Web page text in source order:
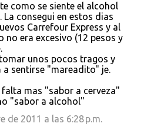
como se siente el alcohol
La consegui en estos dias
Carrefour Express y al
no era excesivo (12 pesos y
unos pocos tragos y
a sentirse "mareadito" je.
falta mas "sabor a cerveza"
"sabor a alcohol"
de 2011 a las 6:28 p.m.